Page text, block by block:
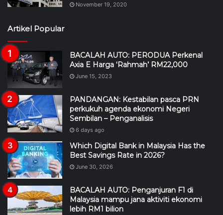
November 19, 2020
Artikel Popular
BACALAH AUTO: PERODUA Perkenal
Axia E Harga ‘Rahmah’ RM22,000
June 15, 2023
PANDANGAN: Kestabilan pasca PRN
perkukuh agenda ekonomi Negeri
Sembilan – Penganalisis
6 days ago
Which Digital Bank in Malaysia Has the
Best Savings Rate in 2026?
June 30, 2026
BACALAH AUTO: Penganjuran F1 di
Malaysia mampu jana aktiviti ekonomi
lebih RM1 bilion